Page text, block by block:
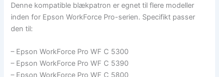
Denne kompatible blækpatron er egnet til flere modeller
inden for Epson WorkForce Pro-serien. Specifikt passer
den til:
– Epson WorkForce Pro WF C 5300
– Epson WorkForce Pro WF C 5390
– Epson WorkForce Pro WF C 5800